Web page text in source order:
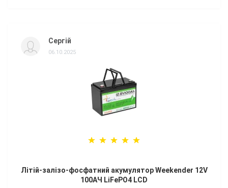
Сергій
06.10.2025
Літій-залізо-фосфатний акумулятор Weekender 12V
100AЧ LiFePO4 LCD